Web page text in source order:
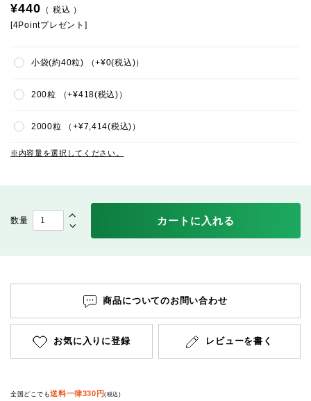
¥440
税込
[4Pointプレゼント]
内容量を選択してください。
小袋(約40粒) +¥0 税込
200粒 +¥418 税込
2000粒 +¥7,414 税込
カートに入れる
商品についてのお問い合わせ
お気に入りに登録 レビューを書く
全国どこでも送料一律330円(税込)